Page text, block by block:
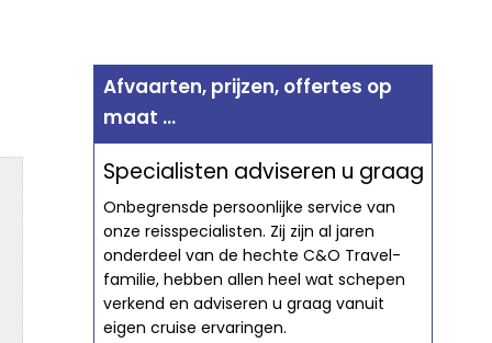
Afvaarten, prijzen, offertes op
maat ...
Specialisten adviseren u graag
Onbegrensde persoonlijke service van
onze reisspecialisten. Zij zijn al jaren
onderdeel van de hechte C&O Travel-
familie, hebben allen heel wat schepen
verkend en adviseren u graag vanuit
eigen cruise ervaringen.